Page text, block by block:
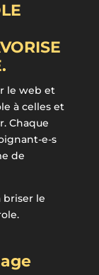
le web et
à celles et
Chaque
e-s
de
le